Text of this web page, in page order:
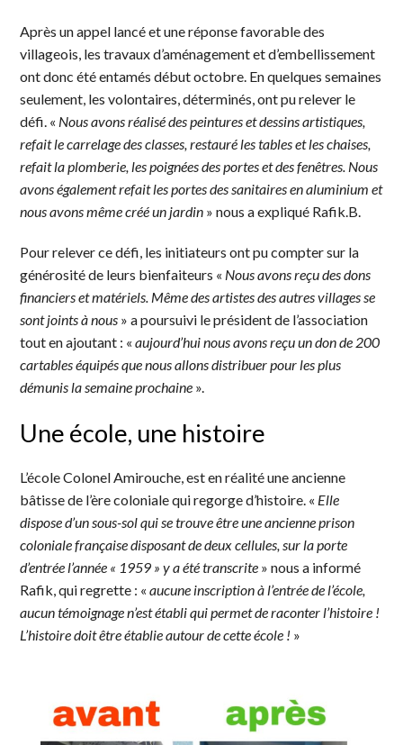
Après un appel lancé et une réponse favorable des
villageois, les travaux d’aménagement et d’embellissement
ont donc été entamés début octobre. En quelques semaines
seulement, les volontaires, déterminés, ont pu relever le
défi. « Nous avons réalisé des peintures et dessins artistiques,
refait le carrelage des classes, restauré les tables et les chaises,
refait la plomberie, les poignées des portes et des fenêtres. Nous
avons également refait les portes des sanitaires en aluminium et
nous avons même créé un jardin » nous a expliqué Rafik.B.
Pour relever ce défi, les initiateurs ont pu compter sur la
générosité de leurs bienfaiteurs « Nous avons reçu des dons
financiers et matériels. Même des artistes des autres villages se
sont joints à nous » a poursuivi le président de l’association
tout en ajoutant : «aujourd’hui nous avons reçu un don de 200
cartables équipés que nous allons distribuer pour les plus
démunis la semaine prochaine ».
Une école, une histoire
L’école Colonel Amirouche, est en réalité une ancienne
bâtisse de l’ère coloniale qui regorge d’histoire. « Elle
dispose d’un sous-sol qui se trouve être une ancienne prison
coloniale française disposant de deux cellules, sur la porte
d’entrée l’année « 1959 » y a été transcrite » nous a informé
Rafik, qui regrette : « aucune inscription à l’entrée de l’école,
aucun témoignage n’est établi qui permet de raconter l’histoire !
L’histoire doit être établie autour de cette école ! »